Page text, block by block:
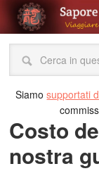
Siamosupportati
Costo
nostra